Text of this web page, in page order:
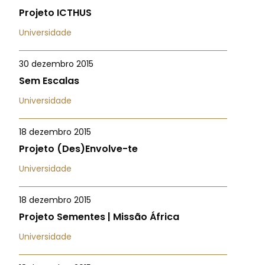
Projeto ICTHUS
Universidade
30 dezembro 2015
Sem Escalas
Universidade
18 dezembro 2015
Projeto (Des)Envolve-te
Universidade
18 dezembro 2015
Projeto Sementes | Missão África
Universidade